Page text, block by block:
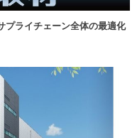
プライチェーン全体の最適化